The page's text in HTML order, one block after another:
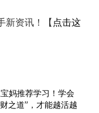
新资讯！【 点击这
妈推荐学习！学会
之道”，才能越活越